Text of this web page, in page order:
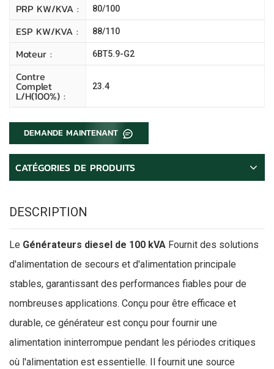
PRP KW/kVA : 80/100
ESP KW/kVA : 88/110
Moteur : 6BT5.9-G2
Contre
Complet
L/H(100%) :
23.4
DEMANDE MAINTENANT
CATÉGORIES DE PRODUITS
DESCRIPTION
Le Générateurs diesel de 100 kVA Fournit des solutions
d'alimentation de secours et d'alimentation principale
stables, garantissant des performances fiables pour de
nombreuses applications. Conçu pour être efficace et
durable, ce générateur est conçu pour fournir une
alimentation ininterrompue pendant les périodes critiques
où l'alimentation est essentielle. Il fournit une source